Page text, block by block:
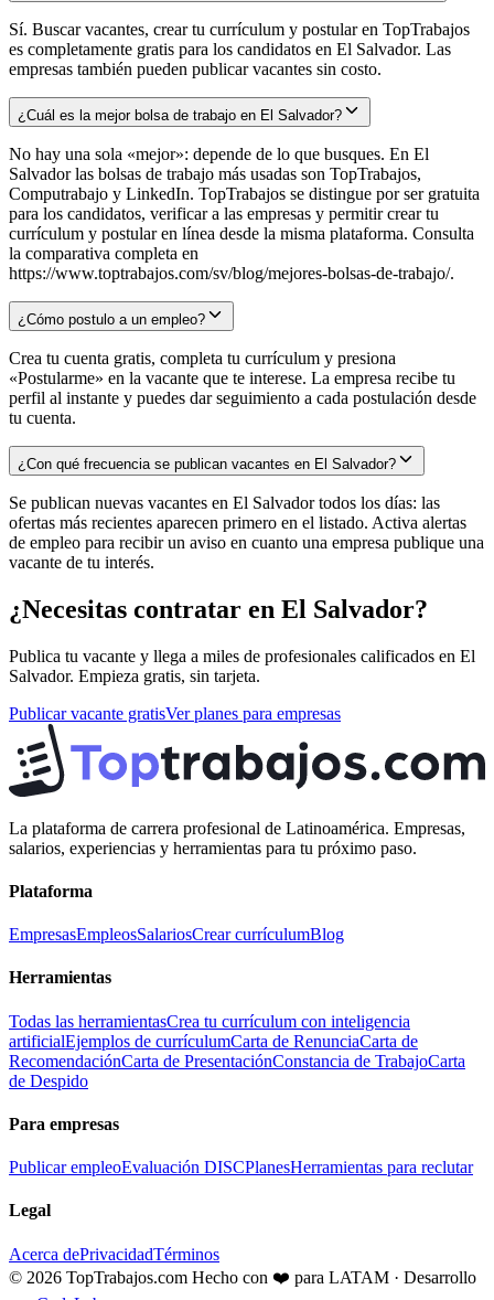
Sí. Buscar vacantes, crear tu currículum y postular en TopTrabajos
es completamente gratis para los candidatos en El Salvador. Las
empresas también pueden publicar vacantes sin costo.
¿Cuál es la mejor bolsa de trabajo en El Salvador?
No hay una sola «mejor»: depende de lo que busques. En El
Salvador las bolsas de trabajo más usadas son TopTrabajos,
Computrabajo y LinkedIn. TopTrabajos se distingue por ser gratuita
para los candidatos, verificar a las empresas y permitir crear tu
currículum y postular en línea desde la misma plataforma. Consulta
la comparativa completa en
https://www.toptrabajos.com/sv/blog/mejores-bolsas-de-trabajo/.
¿Cómo postulo a un empleo?
Crea tu cuenta gratis, completa tu currículum y presiona
«Postularme» en la vacante que te interese. La empresa recibe tu
perfil al instante y puedes dar seguimiento a cada postulación desde
tu cuenta.
¿Con qué frecuencia se publican vacantes en El Salvador?
Se publican nuevas vacantes en El Salvador todos los días: las
ofertas más recientes aparecen primero en el listado. Activa alertas
de empleo para recibir un aviso en cuanto una empresa publique una
vacante de tu interés.
¿Necesitas contratar en El Salvador?
Publica tu vacante y llega a miles de profesionales calificados en El
Salvador. Empieza gratis, sin tarjeta.
Publicar vacante gratisVer planes para empresas
La plataforma de carrera profesional de Latinoamérica. Empresas,
salarios, experiencias y herramientas para tu próximo paso.
Plataforma
EmpresasEmpleosSalariosCrear currículumBlog
Herramientas
Todas las herramientasCrea tu currículum con inteligencia
artificialEjemplos de currículumCarta de RenunciaCarta de
RecomendaciónCarta de PresentaciónConstancia de TrabajoCarta
de Despido
Para empresas
Publicar empleoEvaluación DISCPlanesHerramientas para reclutar
Legal
Acerca dePrivacidadTérminos
© 2026 TopTrabajos.com Hecho con ❤️ para LATAM · Desarrollo